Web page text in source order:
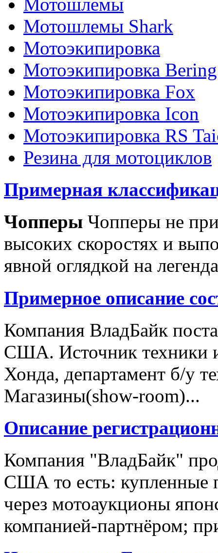
Мотошлемы Shark
Мотоэкипировка
Мотоэкипировка Bering
Мотоэкипировка Fox
Мотоэкипировка Icon
Мотоэкипировка RS
Резина для мотоциклов
Примерная
Чопперы Чопперы не
высоких скоростях и
явной оглядкой на
Примерное описание
Компания ВладБайк
США. Источник техники
Хонда, департамент б/у
Магазины(show-room)...
Описание
Компания "ВладБайк"
США то есть: купленные
через мотоаукционы
компанией-партнёром;